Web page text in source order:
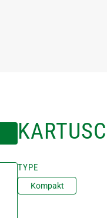
TYPE
Kompakt